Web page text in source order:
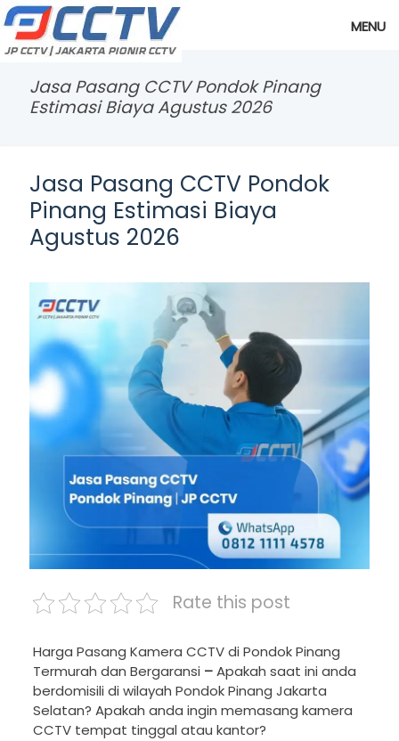
MENU
Jasa Pasang CCTV Pondok Pinang
Estimasi Biaya Agustus 2026
Jasa Pasang CCTV Pondok
Pinang Estimasi Biaya
Agustus 2026
Rate this post
Harga Pasang Kamera CCTV di Pondok Pinang
Termurah dan Bergaransi –Apakah saat ini anda
berdomisili di wilayah Pondok Pinang Jakarta
Selatan? Apakah anda ingin memasang kamera
CCTV tempat tinggal atau kantor?